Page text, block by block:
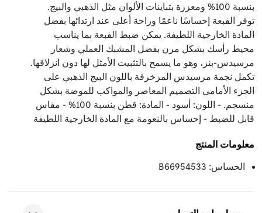
بنسبة 100% ومعززة بتباينات الألوان مثل الذهبي والبيج.
توفر القبعة إحساسًا ناعمًا وراحة أعلى عند ارتدائها بفضل
المادة الخارجية اللطيفة. يمكن ضبط القبعة بما يناسب
محيط رأسك بشكل مرن بفضل المشبك العملي وشعار
مرسيدس-بنز، وهو ما يسمح بالتثبيت الأمثل لها دون انزلاقها.
تكمل نجمة مرسيدس المزخرفة باللون البيج الذهبي على
الجزء الأمامي التصميم المعاصر والمواكب للموضة بشكل
منسجم. - اللون: أسود - المادة: قطن بنسبة 100% - مقاس
قابل للضبط - إحساس بالنعومة مع المادة الخارجية اللطيفة
معلومات المنتج
الحساس: B66954533